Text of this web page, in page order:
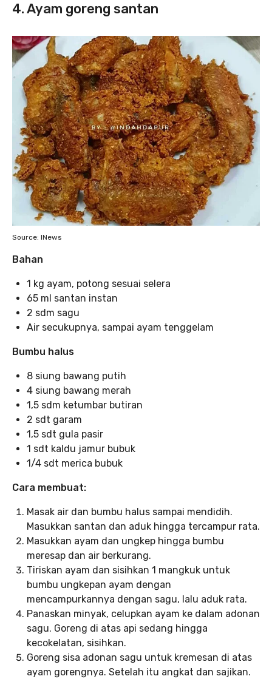
4. Ayam goreng santan
Source: INews
Bahan
1 kg ayam, potong sesuai selera
65 ml santan instan
2 sdm sagu
Air secukupnya, sampai ayam tenggelam
Bumbu halus
8 siung bawang putih
4 siung bawang merah
1,5 sdm ketumbar butiran
2 sdt garam
1,5 sdt gula pasir
1 sdt kaldu jamur bubuk
1/4 sdt merica bubuk
Cara membuat:
Masak air dan bumbu halus sampai mendidih.
Masukkan santan dan aduk hingga tercampur rata.
Masukkan ayam dan ungkep hingga bumbu
meresap dan air berkurang.
Tiriskan ayam dan sisihkan 1 mangkuk untuk
bumbu ungkepan ayam dengan
mencampurkannya dengan sagu, lalu aduk rata.
Panaskan minyak, celupkan ayam ke dalam adonan
sagu. Goreng di atas api sedang hingga
kecokelatan, sisihkan.
Goreng sisa adonan sagu untuk kremesan di atas
ayam gorengnya. Setelah itu angkat dan sajikan.